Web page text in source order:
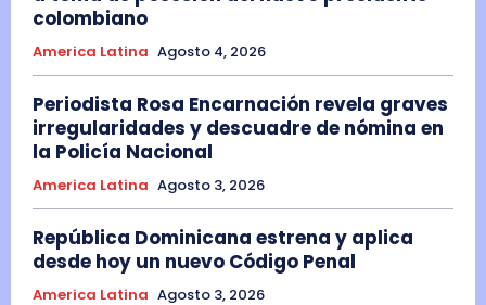
colombiano
America Latina Agosto 4, 2026
Periodista Rosa Encarnación revela graves
irregularidades y descuadre de nómina en
la Policía Nacional
America Latina Agosto 3, 2026
República Dominicana estrena y aplica
desde hoy un nuevo Código Penal
America Latina Agosto 3, 2026